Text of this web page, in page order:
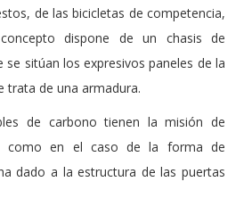
de las bicicletas de competencia,
dispone de un chasis de
sitúan los expresivos paneles de la
trata de una armadura.
de carbono tienen la misión de
como en el caso de la forma de
dado a la estructura de las puertas